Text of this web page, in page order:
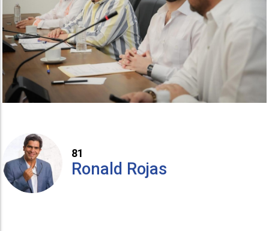
81
Ronald Rojas